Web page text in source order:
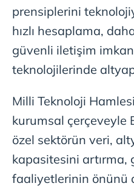
prensiplerini
hızlı hesaplama,
güvenli iletişim
teknolojilerinde
Milli Teknoloji
kurumsal çerçeveyle
özel sektörün veri,
kapasitesini artırma,
faaliyetlerinin önünü